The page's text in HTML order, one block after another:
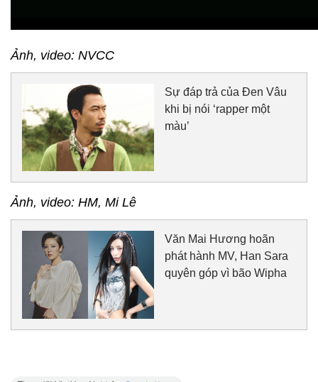
Ảnh, video: NVCC
Sự đáp trả của Đen Vâu
khi bị nói ‘rapper một
màu’
Ảnh, video: HM, Mi Lê
Văn Mai Hương hoãn
phát hành MV, Han Sara
quyên góp vì bão Wipha